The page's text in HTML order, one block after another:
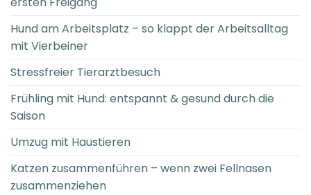
Hund am Arbeitsplatz – so klappt der Arbeitsalltag
mit Vierbeiner
Stressfreier Tierarztbesuch
Frühling mit Hund: entspannt & gesund durch die
Saison
Umzug mit Haustieren
Katzen zusammenführen – wenn zwei Fellnasen
zusammenziehen